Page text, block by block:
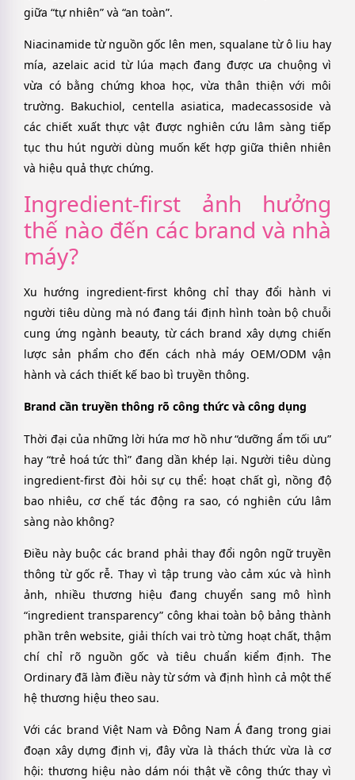
giữa “tự nhiên” và “an toàn”.
Niacinamide từ nguồn gốc lên men, squalane từ ô liu hay
mía, azelaic acid từ lúa mạch đang được ưa chuộng vì
vừa có bằng chứng khoa học, vừa thân thiện với môi
trường. Bakuchiol, centella asiatica, madecassoside và
các chiết xuất thực vật được nghiên cứu lâm sàng tiếp
tục thu hút người dùng muốn kết hợp giữa thiên nhiên
và hiệu quả thực chứng.
Ingredient-first ảnh hưởng
thế nào đến các brand và nhà
máy?
Xu hướng ingredient-first không chỉ thay đổi hành vi
người tiêu dùng mà nó đang tái định hình toàn bộ chuỗi
cung ứng ngành beauty, từ cách brand xây dựng chiến
lược sản phẩm cho đến cách nhà máy OEM/ODM vận
hành và cách thiết kế bao bì truyền thông.
Brand cần truyền thông rõ công thức và công dụng
Thời đại của những lời hứa mơ hồ như “dưỡng ẩm tối ưu”
hay “trẻ hoá tức thì” đang dần khép lại. Người tiêu dùng
ingredient-first đòi hỏi sự cụ thể: hoạt chất gì, nồng độ
bao nhiêu, cơ chế tác động ra sao, có nghiên cứu lâm
sàng nào không?
Điều này buộc các brand phải thay đổi ngôn ngữ truyền
thông từ gốc rễ. Thay vì tập trung vào cảm xúc và hình
ảnh, nhiều thương hiệu đang chuyển sang mô hình
“ingredient transparency” công khai toàn bộ bảng thành
phần trên website, giải thích vai trò từng hoạt chất, thậm
chí chỉ rõ nguồn gốc và tiêu chuẩn kiểm định. The
Ordinary đã làm điều này từ sớm và định hình cả một thế
hệ thương hiệu theo sau.
Với các brand Việt Nam và Đông Nam Á đang trong giai
đoạn xây dựng định vị, đây vừa là thách thức vừa là cơ
hội: thương hiệu nào dám nói thật về công thức thay vì